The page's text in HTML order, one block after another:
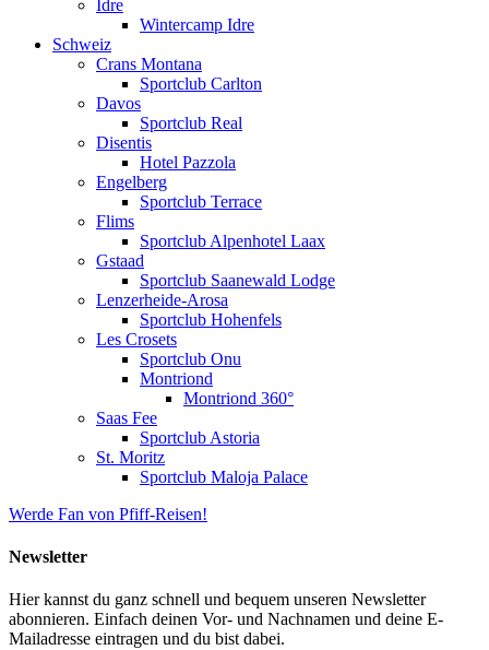
Idre
Wintercamp Idre
Schweiz
Crans Montana
Sportclub Carlton
Davos
Sportclub Real
Disentis
Hotel Pazzola
Engelberg
Sportclub Terrace
Flims
Sportclub Alpenhotel Laax
Gstaad
Sportclub Saanewald Lodge
Lenzerheide-Arosa
Sportclub Hohenfels
Les Crosets
Sportclub Onu
Montriond
Montriond 360°
Saas Fee
Sportclub Astoria
St. Moritz
Sportclub Maloja Palace
Werde Fan von Pfiff-Reisen!
Newsletter
Hier kannst du ganz schnell und bequem unseren Newsletter
abonnieren. Einfach deinen Vor- und Nachnamen und deine E-
Mailadresse eintragen und du bist dabei.